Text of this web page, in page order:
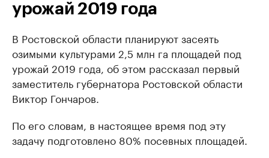
урожай 2019 года
В Ростовской области планируют засеять
озимыми культурами 2,5 млн га площадей под
урожай 2019 года, об этом рассказал первый
заместитель губернатора Ростовской области
Виктор Гончаров.
По его словам, в настоящее время под эту
задачу подготовлено 80% посевных площадей.